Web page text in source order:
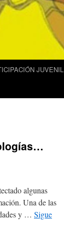
JUVENIL
algunas
Una de las
y … Sigue